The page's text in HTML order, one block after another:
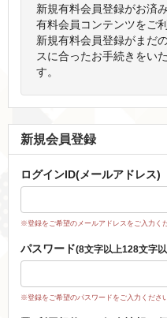
新規有料会員登録がお済
有料会員コンテンツをご
新規有料会員登録がまだ
スに合ったお手続きをい
す。
新規会員登録
ログインID(メールアドレス)
※登録をご希望のメールアドレスをご入力くだ
パスワード(8文字以上128文字
※登録をご希望のパスワードをご入力ください